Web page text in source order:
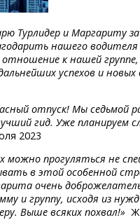
Турлидер и Маргариту
нашего водителя
к нашей
успехов и новых
отпуск! Мы седьмой
гид. Уже планируем
2023
прогуляться не
в этой особенной
очень
и группу, исходя из
Выше всяких похвал!»